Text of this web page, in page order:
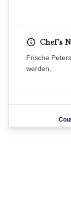
Chef's
Frische
werden.